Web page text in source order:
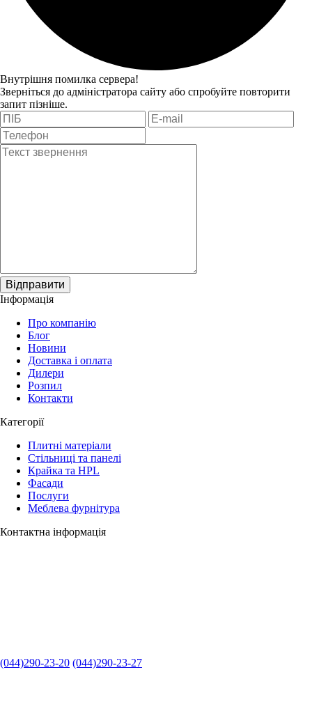
Внутрішня помилка сервера!
Зверніться до адміністратора сайту або спробуйте повторити
запит пізніше.
Відправити
Інформація
Про компанію
Блог
Новини
Доставка і оплата
Дилери
Розпил
Контакти
Категорії
Плитні матеріали
Стільниці та панелі
Крайка та HPL
Фасади
Послуги
Меблева фурнітура
Контактна інформація
(044)290-23-20 (044)290-23-27